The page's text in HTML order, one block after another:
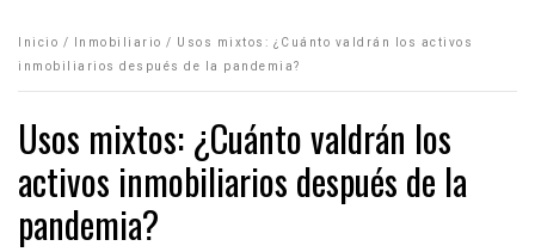
Inicio / Inmobiliario /
Usos mixtos: ¿Cuánto valdrán los activos
inmobiliarios después de la pandemia?
Usos mixtos: ¿Cuánto valdrán los
activos inmobiliarios después de la
pandemia?